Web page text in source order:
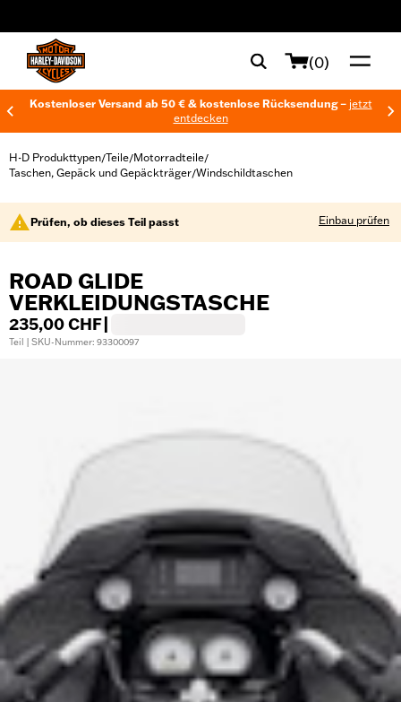
(0)
Kostenloser Versand ab 50 € & kostenlose Rücksendung – jetzt
entdecken
H-D Produkttypen/Teile/Motorradteile/
Taschen, Gepäck und Gepäckträger/Windschildtaschen
Prüfen, ob dieses Teil passt Einbau prüfen
ROAD GLIDE
VERKLEIDUNGSTASCHE
235,00 CHF
Teil | SKU-Nummer: 93300097